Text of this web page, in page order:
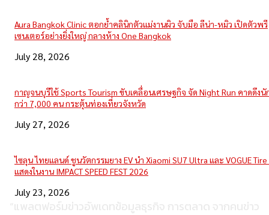
Aura Bangkok Clinic ตอกย้ำคลินิกตัวแม่งานผิว จับมือ ลีน่า-หมิว เปิดตัวพรี
เซนเตอร์อย่างยิ่งใหญ่ กลางห้าง One Bangkok
July 28, 2026
กาญจนบุรีใช้ Sports Tourism ขับเคลื่อนเศรษฐกิจ จัด Night Run คาดดึงนั
กว่า 7,000 คน กระตุ้นท่องเที่ยวจังหวัด
July 27, 2026
ไซลุน ไทยแลนด์ ชูนวัตกรรมยาง EV นำ Xiaomi SU7 Ultra และ VOGUE
แสดงในงาน IMPACT SPEED FEST 2026
July 23, 2026